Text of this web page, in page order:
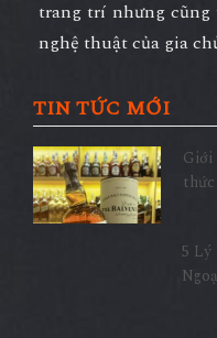
trang trí nhưng cũng
nghệ thuật của gia
TIN TỨC MỚI
5 Lý